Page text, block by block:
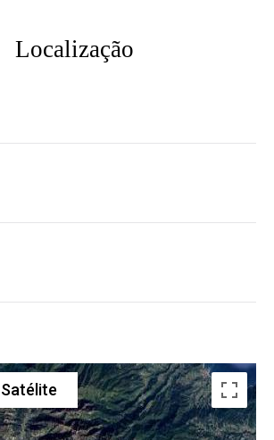
Localização
Satélite